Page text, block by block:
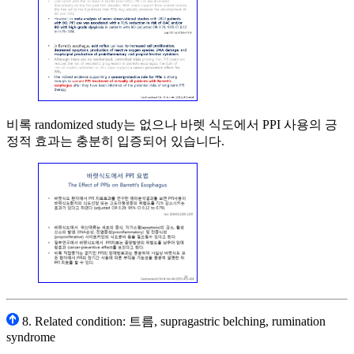
비록 randomized study는 없으나 바렛 식도에서 PPI 사용의 긍
정적 효과는 충분히 입증되어 있습니다.
8. Related condition: 트름, supragastric belching, rumination
syndrome